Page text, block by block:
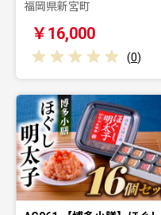
福岡県新宮町
￥16,000
(0)